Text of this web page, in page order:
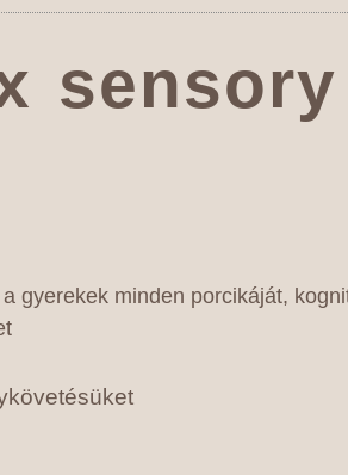
gyerekek minden porcikáját,